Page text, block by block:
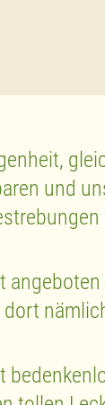
und